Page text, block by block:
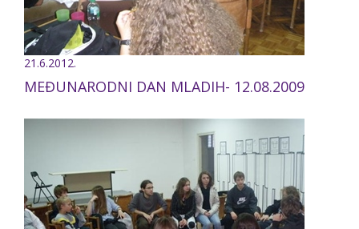
21.6.2012.
MEĐUNARODNI DAN MLADIH- 12.08.2009